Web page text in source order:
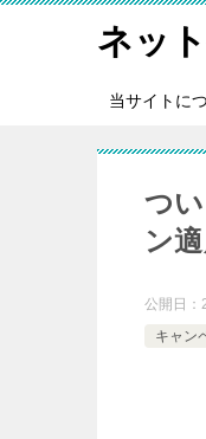
ネッ
当サイトに
つ
ン
公開日：
キャン